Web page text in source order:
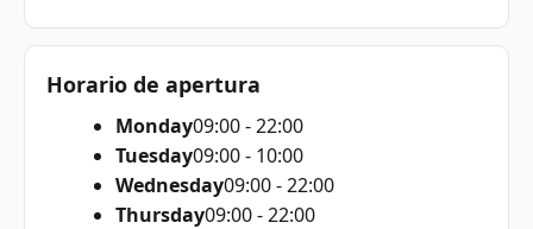
Horario de apertura
Monday09:00 - 22:00
Tuesday09:00 - 10:00
Wednesday09:00 - 22:00
Thursday09:00 - 22:00